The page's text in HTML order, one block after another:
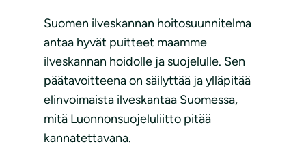
Suomen ilveskannan hoitosuunnitelma
antaa hyvät puitteet maamme
ilveskannan hoidolle ja suojelulle. Sen
päätavoitteena on säilyttää ja ylläpitää
elinvoimaista ilveskantaa Suomessa,
mitä Luonnonsuojeluliitto pitää
kannatettavana.